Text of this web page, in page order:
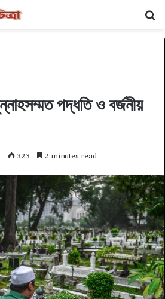
পদ্ধতি ও বর্জনীয়
323 2 minutes read